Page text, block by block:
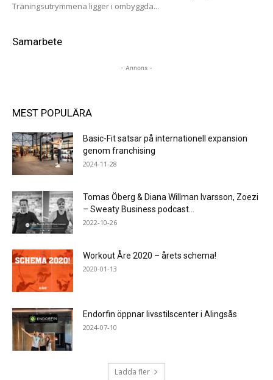
Träningsutrymmena ligger i ombyggda...
Samarbete
- Annons -
MEST POPULÄRA
Basic-Fit satsar på internationell expansion
genom franchising
2024-11-28
Tomas Öberg & Diana Willman Ivarsson, Zoezi
– Sweaty Business podcast...
2022-10-26
Workout Åre 2020 – årets schema!
2020-01-13
Endorfin öppnar livsstilscenter i Alingsås
2024-07-10
Ladda fler